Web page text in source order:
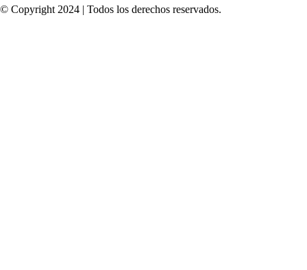
© Copyright 2024 | Todos los derechos reservados.